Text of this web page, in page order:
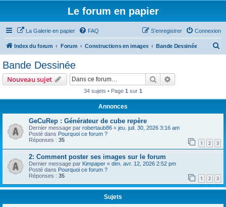
Le forum en papier
La Galerie en papier FAQ Connexion
S’enregistrer
Index du forum Forum Constructions en images Bande Dessinée
Bande Dessinée
Nouveau sujet Rechercher
34 sujets • Page 1 sur 1
Annonces
GeCuRep : Générateur de cube repère
Dernier message par robertaub86 « jeu. juil. 30, 2026 3:16 am
Posté dans Pourquoi ce forum ?
Réponses : 35 1 2 3
2: Comment poster ses images sur le forum
Dernier message par Kimpaper « dim. avr. 12, 2026 2:52 pm
Posté dans Pourquoi ce forum ?
Réponses : 35 1 2 3
Sujets